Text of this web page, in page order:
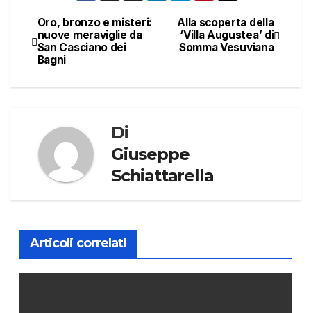
Navigazione
articoli
Alla scoperta della
‘Villa Augustea’ di
Somma Vesuviana
Oro, bronzo e misteri:
nuove meraviglie da
San Casciano dei
Bagni
Di
Giuseppe
Schiattarella
Articoli correlati